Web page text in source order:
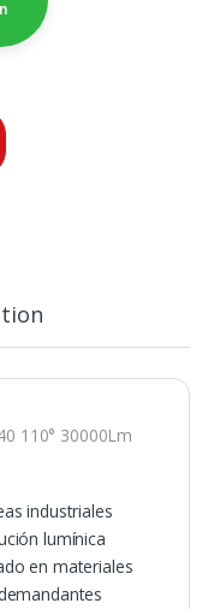
110° 30000Lm
industriales
lumínica
en materiales